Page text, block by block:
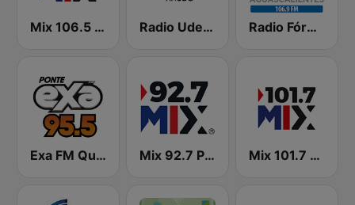
Mix 106.5 Querétaro Radio UdeG Guadalajara Radio Fórmula 106.9 FM
Exa FM Querétaro Mix 92.7 Puerto Vallarta Mix 101.7 FM Morelia